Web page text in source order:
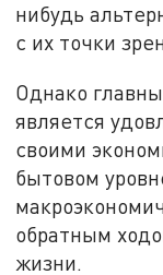
нибудь
с их точки
Однако
является
своими
бытовом
обратным
жизни.